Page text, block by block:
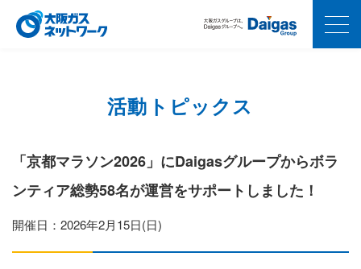
活動トピックス
「京都マラソン2026」にDaigasグループからボラ
ンティア総勢58名が運営をサポートしました！
開催日：2026年2月15日(日)